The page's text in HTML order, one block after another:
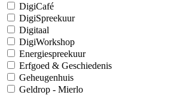
DigiCafé
DigiSpreekuur
Digitaal
DigiWorkshop
Energiespreekuur
Erfgoed & Geschiedenis
Geheugenhuis
Geldrop - Mierlo